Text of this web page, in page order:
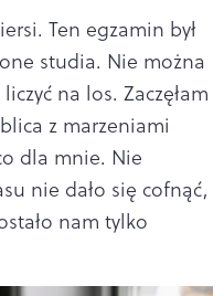
Ten egzamin był
studia. Nie można
na los. Zaczęłam
z marzeniami
dla mnie. Nie
nie dało się cofnąć,
nam tylko